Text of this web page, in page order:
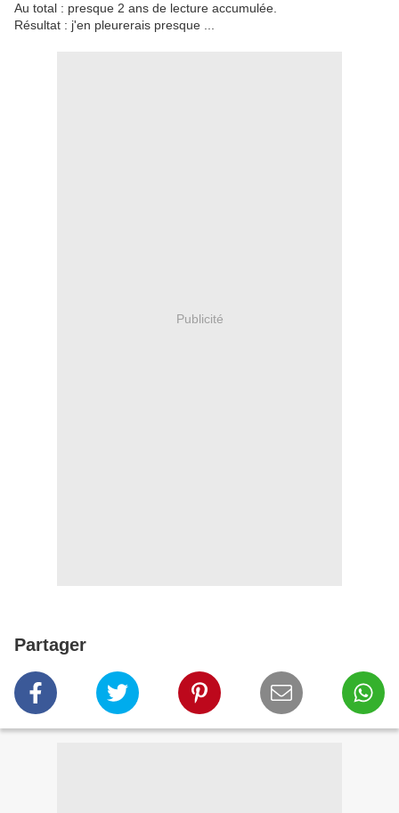
Au total : presque 2 ans de lecture accumulée.
Résultat : j'en pleurerais presque ...
Publicité
Partager